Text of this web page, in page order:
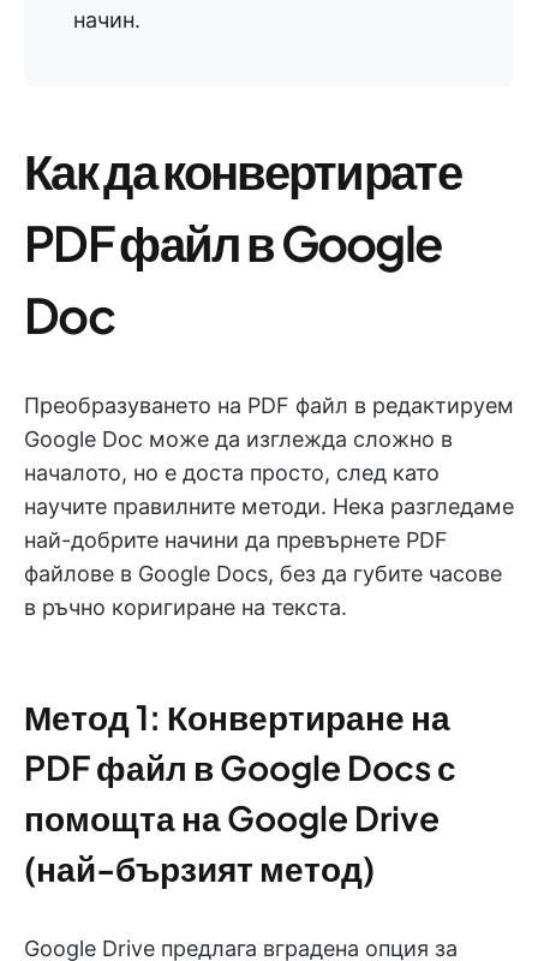
начин.
Как да конвертирате
PDF файл в Google
Doc
Преобразуването на PDF файл в редактируем
Google Doc може да изглежда сложно в
началото, но е доста просто, след като
научите правилните методи. Нека разгледаме
най-добрите начини да превърнете PDF
файлове в Google Docs, без да губите часове
в ръчно коригиране на текста.
Метод 1: Конвертиране на
PDF файл в Google Docs с
помощта на Google Drive
(най-бързият метод)
Google Drive предлага вградена опция за